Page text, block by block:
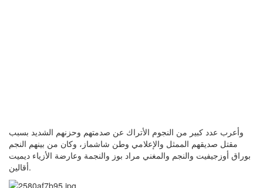
وأعرب عدد كبير من النجوم الأتراك عن صدمتهم وحزنهم الشديد بسبب
مقتل صديقهم الممثل والإعلامي وطن شاشماز، وكان من بينهم النجم
بوراق أوزجيفيت والنجم والمغني مراد بوز والنجمة وعارضة الأزياء ديميت
أقالين.